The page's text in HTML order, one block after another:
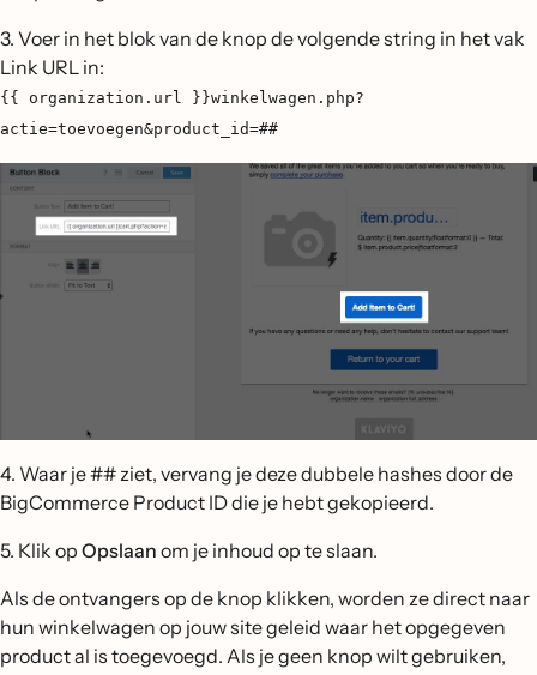
3. Voer in het blok van de knop de volgende string in het vak
Link URL in:
{{ organization.url }}winkelwagen.php?
actie=toevoegen&product_id=##
4. Waar je ## ziet, vervang je deze dubbele hashes door de
BigCommerce Product ID die je hebt gekopieerd.
5. Klik op Opslaan om je inhoud op te slaan.
Als de ontvangers op de knop klikken, worden ze direct naar
hun winkelwagen op jouw site geleid waar het opgegeven
product al is toegevoegd. Als je geen knop wilt gebruiken,